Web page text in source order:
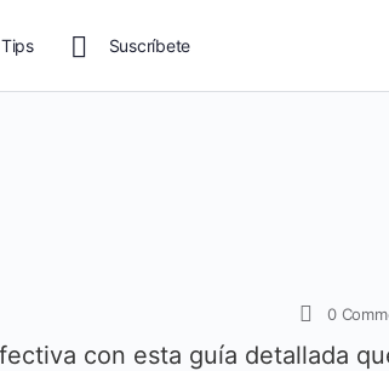
Suscríbete
0
con esta guía detallada